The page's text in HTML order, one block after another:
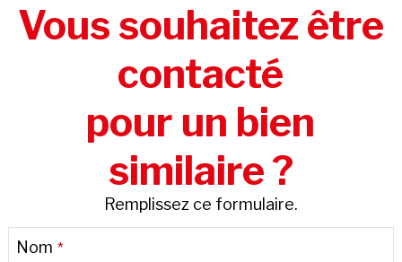
Vous souhaitez être
contacté
pour un bien
similaire ?
Remplissez ce formulaire.
Nom *